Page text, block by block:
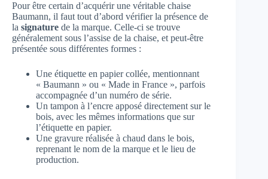
Pour être certain d’acquérir une véritable chaise
Baumann, il faut tout d’abord vérifier la présence de
la signature de la marque. Celle-ci se trouve
généralement sous l’assise de la chaise, et peut-être
présentée sous différentes formes :
Une étiquette en papier collée, mentionnant
« Baumann » ou « Made in France », parfois
accompagnée d’un numéro de série.
Un tampon à l’encre apposé directement sur le
bois, avec les mêmes informations que sur
l’étiquette en papier.
Une gravure réalisée à chaud dans le bois,
reprenant le nom de la marque et le lieu de
production.